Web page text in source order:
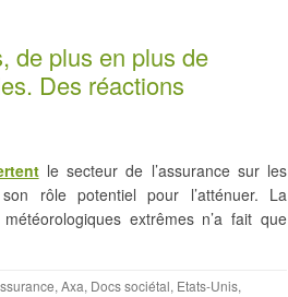
de plus en plus de
Des réactions
le secteur de l’assurance sur les
rôle potentiel pour l’atténuer. La
extrêmes n’a fait que
, Axa, Docs sociétal, Etats-Unis,